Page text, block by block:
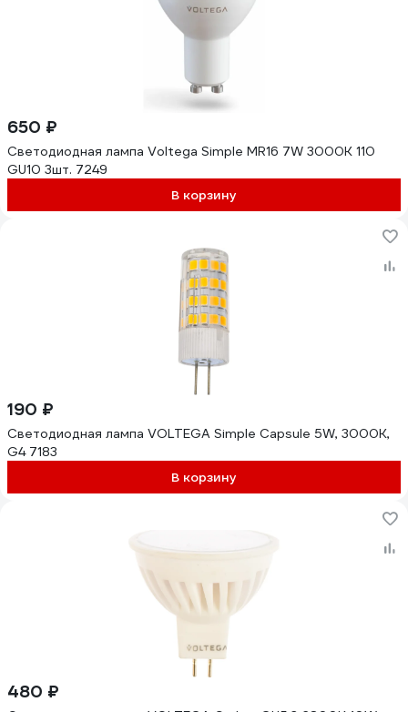
650 ₽
Светодиодная лампа Voltega Simple MR16 7W 3000K 110
GU10 3шт. 7249
В корзину
190 ₽
Светодиодная лампа VOLTEGA Simple Capsule 5W, 3000K,
G4 7183
В корзину
480 ₽